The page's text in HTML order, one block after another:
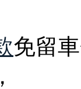
免留